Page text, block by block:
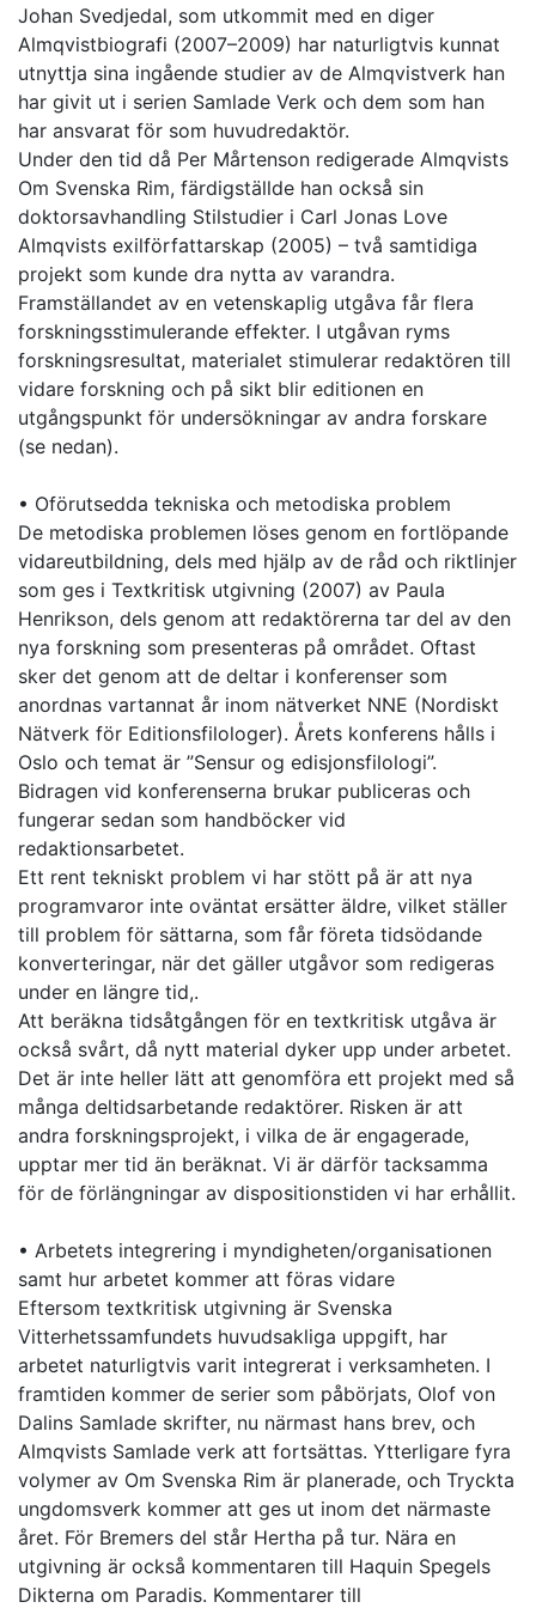
Johan Svedjedal, som utkommit med en diger
Almqvistbiografi (2007–2009) har naturligtvis kunnat
utnyttja sina ingående studier av de Almqvistverk han
har givit ut i serien Samlade Verk och dem som han
har ansvarat för som huvudredaktör.
Under den tid då Per Mårtenson redigerade Almqvists
Om Svenska Rim, färdigställde han också sin
doktorsavhandling Stilstudier i Carl Jonas Love
Almqvists exilförfattarskap (2005) – två samtidiga
projekt som kunde dra nytta av varandra.
Framställandet av en vetenskaplig utgåva får flera
forskningsstimulerande effekter. I utgåvan ryms
forskningsresultat, materialet stimulerar redaktören till
vidare forskning och på sikt blir editionen en
utgångspunkt för undersökningar av andra forskare
(se nedan).
• Oförutsedda tekniska och metodiska problem
De metodiska problemen löses genom en fortlöpande
vidareutbildning, dels med hjälp av de råd och riktlinjer
som ges i Textkritisk utgivning (2007) av Paula
Henrikson, dels genom att redaktörerna tar del av den
nya forskning som presenteras på området. Oftast
sker det genom att de deltar i konferenser som
anordnas vartannat år inom nätverket NNE (Nordiskt
Nätverk för Editionsfilologer). Årets konferens hålls i
Oslo och temat är ”Sensur og edisjonsfilologi”.
Bidragen vid konferenserna brukar publiceras och
fungerar sedan som handböcker vid
redaktionsarbetet.
Ett rent tekniskt problem vi har stött på är att nya
programvaror inte oväntat ersätter äldre, vilket ställer
till problem för sättarna, som får företa tidsödande
konverteringar, när det gäller utgåvor som redigeras
under en längre tid,.
Att beräkna tidsåtgången för en textkritisk utgåva är
också svårt, då nytt material dyker upp under arbetet.
Det är inte heller lätt att genomföra ett projekt med så
många deltidsarbetande redaktörer. Risken är att
andra forskningsprojekt, i vilka de är engagerade,
upptar mer tid än beräknat. Vi är därför tacksamma
för de förlängningar av dispositionstiden vi har erhållit.
• Arbetets integrering i myndigheten/organisationen
samt hur arbetet kommer att föras vidare
Eftersom textkritisk utgivning är Svenska
Vitterhetssamfundets huvudsakliga uppgift, har
arbetet naturligtvis varit integrerat i verksamheten. I
framtiden kommer de serier som påbörjats, Olof von
Dalins Samlade skrifter, nu närmast hans brev, och
Almqvists Samlade verk att fortsättas. Ytterligare fyra
volymer av Om Svenska Rim är planerade, och Tryckta
ungdomsverk kommer att ges ut inom det närmaste
året. För Bremers del står Hertha på tur. Nära en
utgivning är också kommentaren till Haquin Spegels
Dikterna om Paradis. Kommentarer till